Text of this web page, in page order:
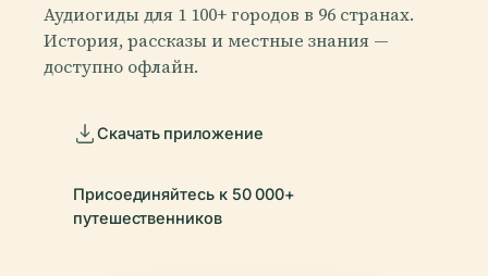
Аудиогиды для 1 100+ городов в 96 странах.
История, рассказы и местные знания —
доступно офлайн.
Скачать приложение
Присоединяйтесь к 50 000+
путешественников